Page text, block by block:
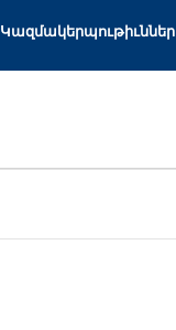
Կազմակերպութիւններ